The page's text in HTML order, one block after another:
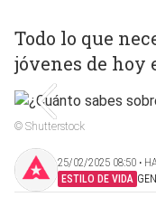
Todo lo que
jóvenes de hoy
© Shutterstock
25/02/2025 08:50 ‧
ESTILO DE VIDA